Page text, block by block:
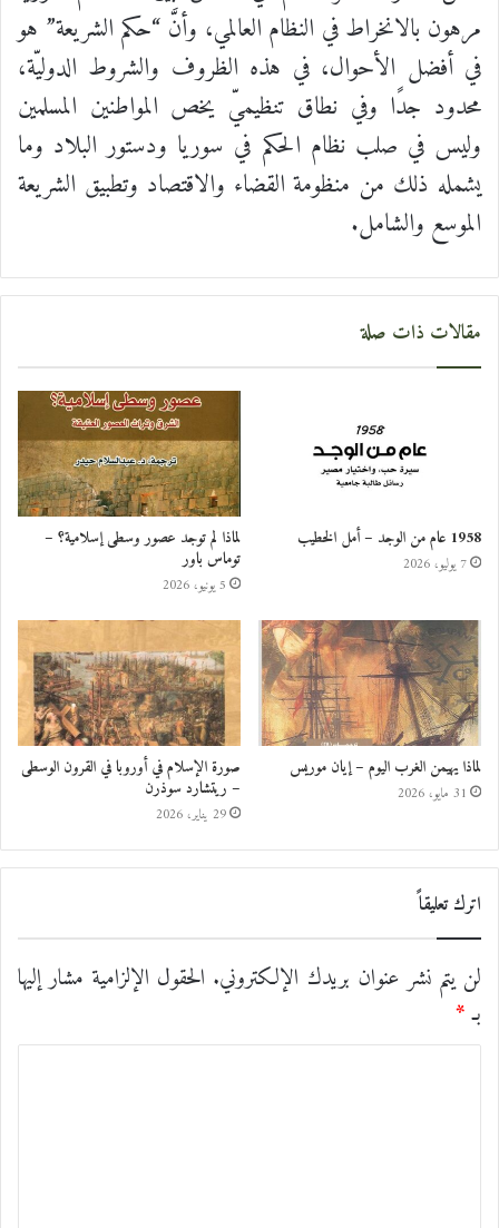
مرهون بالانخراط في النظام العالمي، وأنَّ “حكم الشريعة” هو
في أفضل الأحوال، في هذه الظروف والشروط الدوليّة،
محدود جدًا وفي نطاق تنظيميّ يخص المواطنين المسلمين
وليس في صلب نظام الحكم في سوريا ودستور البلاد وما
يشمله ذلك من منظومة القضاء والاقتصاد وتطبيق الشريعة
الموسع والشامل.
مقالات ذات صلة
1958 عام من الوجد – أمل الخطيب
7 يوليو، 2026
لماذا لم توجد عصور وسطى إسلامية؟ –
توماس باور
5 يونيو، 2026
لماذا يهيمن الغرب اليوم – إيان موريس
31 مايو، 2026
صورة الإسلام في أوروبا في القرون الوسطى
– ريتشارد سوذرن
29 يناير، 2026
اترك تعليقاً
لن يتم نشر عنوان بريدك الإلكتروني. الحقول الإلزامية مشار إليها
بـ*